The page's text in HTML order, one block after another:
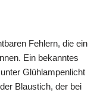
Fehlern, die ein
Ein bekanntes
Glühlampenlicht
Blaustich, der bei